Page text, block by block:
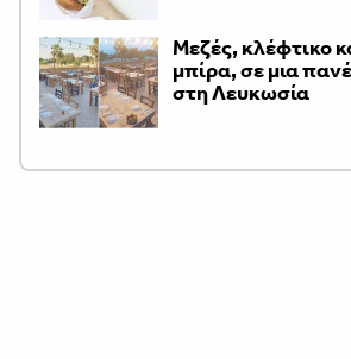
Μεζές, κλέφτικο
μπίρα, σε μια
στη Λευκωσία